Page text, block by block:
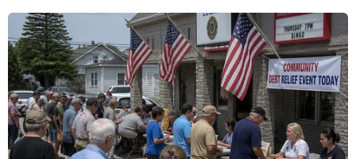
Trung Quốc, Nga thảo luận về mở rộng
hợp tác kinh tế song phương
08/09/2022 12:48